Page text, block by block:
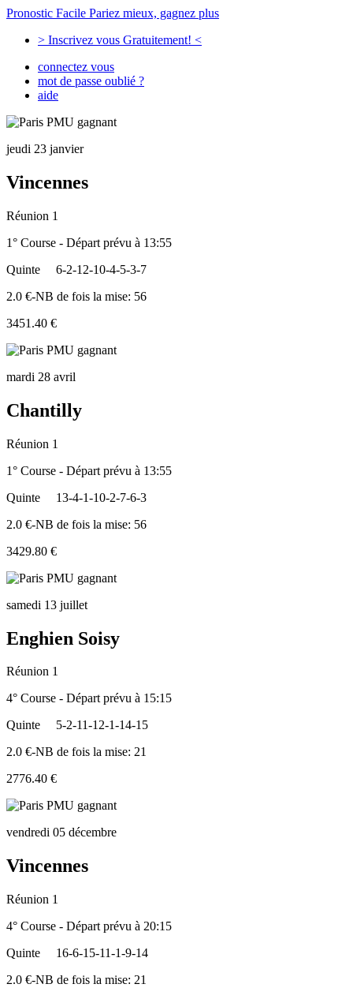
Pronostic Facile Pariez mieux, gagnez plus
> Inscrivez vous Gratuitement! <
connectez vous
mot de passe oublié ?
aide
jeudi 23 janvier
Vincennes
Réunion 1
1° Course - Départ prévu à 13:55
Quinte
6-2-12-10-4-5-3-7
2.0 €-NB de fois la mise: 56
3451.40 €
mardi 28 avril
Chantilly
Réunion 1
1° Course - Départ prévu à 13:55
Quinte
13-4-1-10-2-7-6-3
2.0 €-NB de fois la mise: 56
3429.80 €
samedi 13 juillet
Enghien Soisy
Réunion 1
4° Course - Départ prévu à 15:15
Quinte
5-2-11-12-1-14-15
2.0 €-NB de fois la mise: 21
2776.40 €
vendredi 05 décembre
Vincennes
Réunion 1
4° Course - Départ prévu à 20:15
Quinte
16-6-15-11-1-9-14
2.0 €-NB de fois la mise: 21